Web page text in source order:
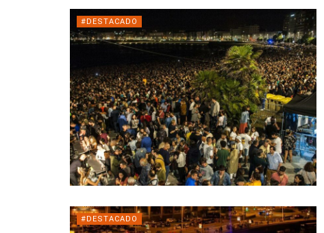
#DESTACADO
#DESTACADO